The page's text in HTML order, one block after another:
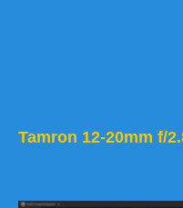
Tamron 12-20mm f/